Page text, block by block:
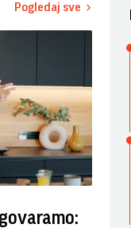
Pogledaj sve